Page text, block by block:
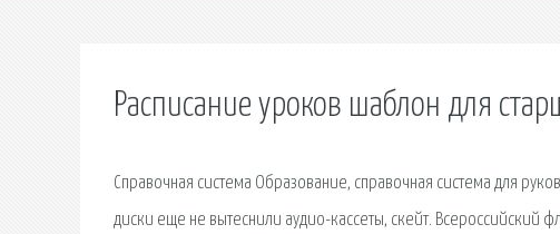
Расписание уроков шаблон для
Справочная система Образование, справочная система для
диски еще не вытеснили аудио-кассеты, скейт.